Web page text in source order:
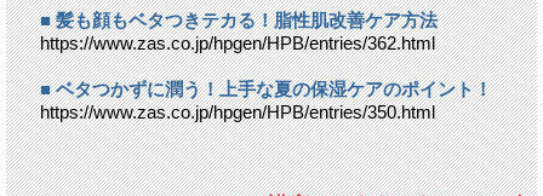
■ 髪も顔もベタつきテカる！脂性肌改善ケア方法
https://www.zas.co.jp/hpgen/HPB/entries/362.html
■ ベタつかずに潤う！上手な夏の保湿ケアのポイント！
https://www.zas.co.jp/hpgen/HPB/entries/350.html